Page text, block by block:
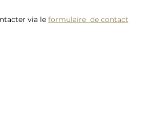
via le formulaire de contact